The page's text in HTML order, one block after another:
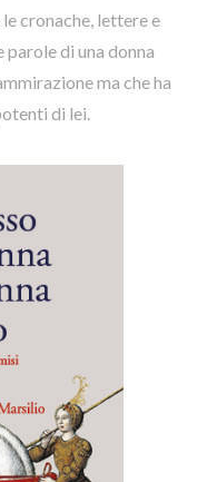
cronache, lettere e
di una donna
ma che ha
di lei.